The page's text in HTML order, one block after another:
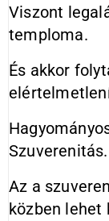
Viszont
temploma.
És akkor
Szuverenitás.
Az a
közben lehet